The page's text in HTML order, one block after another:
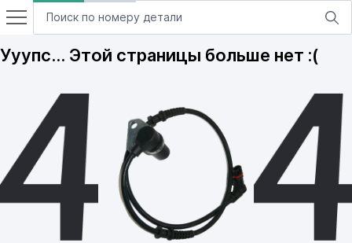
Ууупс… Этой страницы больше нет :(